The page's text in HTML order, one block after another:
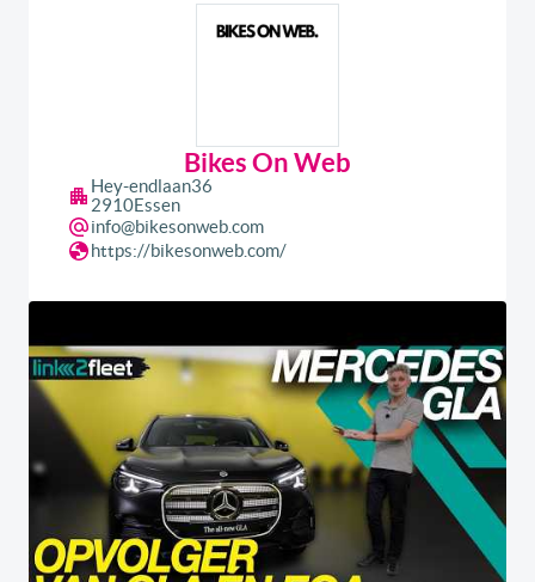
Bikes On Web
Hey-endlaan36
2910Essen
info@bikesonweb.com
https://bikesonweb.com/